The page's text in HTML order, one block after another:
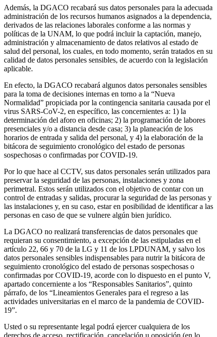
Además, la DGACO recabará sus datos personales para la adecuada
administración de los recursos humanos asignados a la dependencia,
derivados de las relaciones laborales conforme a las normas y
políticas de la UNAM, lo que podrá incluir la captación, manejo,
administración y almacenamiento de datos relativos al estado de
salud del personal, los cuales, en todo momento, serán tratados en su
calidad de datos personales sensibles, de acuerdo con la legislación
aplicable.
En efecto, la DGACO recabará algunos datos personales sensibles
para la toma de decisiones internas en torno a la “Nueva
Normalidad” propiciada por la contingencia sanitaria causada por el
virus SARS-CoV-2, en específico, las concernientes a: 1) la
determinación del aforo en oficinas; 2) la programación de labores
presenciales y/o a distancia desde casa; 3) la planeación de los
horarios de entrada y salida del personal, y 4) la elaboración de la
bitácora de seguimiento cronológico del estado de personas
sospechosas o confirmadas por COVID-19.
Por lo que hace al CCTV, sus datos personales serán utilizados para
preservar la seguridad de las personas, instalaciones y zona
perimetral. Estos serán utilizados con el objetivo de contar con un
control de entradas y salidas, procurar la seguridad de las personas y
las instalaciones y, en su caso, estar en posibilidad de identificar a las
personas en caso de que se vulnere algún bien jurídico.
La DGACO no realizará transferencias de datos personales que
requieran su consentimiento, a excepción de las estipuladas en el
artículo 22, 66 y 70 de la LG y 11 de los LPDUNAM, y salvo los
datos personales sensibles indispensables para nutrir la bitácora de
seguimiento cronológico del estado de personas sospechosas o
confirmadas por COVID-19, acorde con lo dispuesto en el punto V,
apartado concerniente a los “Responsables Sanitarios”, quinto
párrafo, de los “Lineamientos Generales para el regreso a las
actividades universitarias en el marco de la pandemia de COVID-
19”.
Usted o su representante legal podrá ejercer cualquiera de los